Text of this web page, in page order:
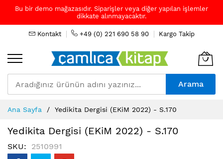
Bu bir demo mağazasıdır. Siparişler veya diğer yapılan işlemler
dikkate alınmayacaktır.
Kontakt +49 (0) 221 690 58 90 Kargo Takip
Arama
to
Content
Ana Sayfa Yedikita Dergisi (EKiM 2022) - S.170
Yedikita Dergisi (EKiM 2022) - S.170
SKU 2510991